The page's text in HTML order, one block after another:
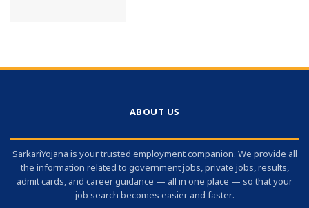
ABOUT US
SarkariYojana is your trusted employment companion. We provide all
the information related to government jobs, private jobs, results,
admit cards, and career guidance — all in one place — so that your
job search becomes easier and faster.